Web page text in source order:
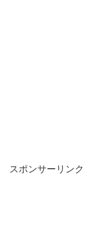
スポンサーリンク